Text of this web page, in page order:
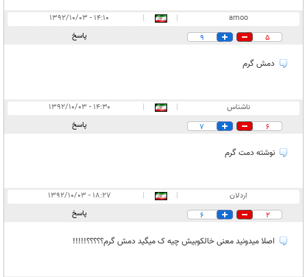
amoo
|
|
۱۴:۱۰ - ۱۳۹۲/۱۰/۰۳
5
9 پاسخ
دمش گرم
ناشناس |
|
۱۴:۳۰ - ۱۳۹۲/۱۰/۰۳
6
7 پاسخ
نوشته دمت گرم
اردلان |
|
۱۸:۲۷ - ۱۳۹۲/۱۰/۰۳
2
6 پاسخ
اصلا میدونید معنی خالکوبیش چیه ک میگید دمش گرم؟؟؟؟؟!!!!!